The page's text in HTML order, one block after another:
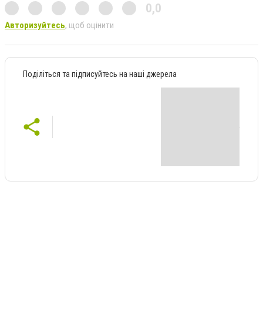
0,0
Авторизуйтесь, щоб оцінити
Поділіться та підписуйтесь на наші джерела